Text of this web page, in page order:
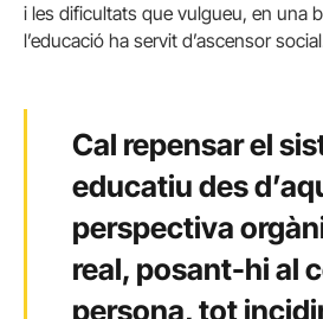
i les dificultats que vulgueu, en una
l’educació ha servit d’ascensor
Cal repensar el
educatiu des
perspectiva
real, posant-hi al
persona, tot